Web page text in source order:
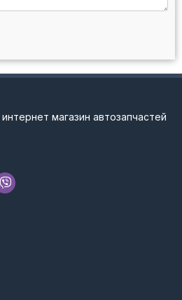
магазин автозапчастей